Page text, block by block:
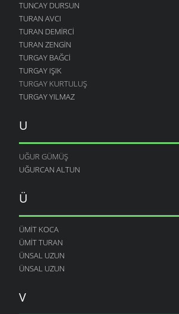
TUNCAY DURSUN
TURAN AVCI
TURAN DEMIRCI
TURAN ZENGIN
TURGAY BAĞCI
TURGAY IŞIK
TURGAY KURTULUŞ
TURGAY YILMAZ
U
UĞUR GÜMÜŞ
UĞURCAN ALTUN
Ü
ÜMIT KOCA
ÜMIT TURAN
ÜNSAL UZUN
ÜNSAL UZUN
V